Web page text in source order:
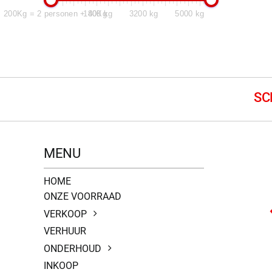
200Kg = 2 personen + 40Kg
1800 kg 3200 kg 5000 kg
MENU
HOME
ONZE VOORRAAD
VERKOOP
VERHUUR
ONDERHOUD
INKOOP